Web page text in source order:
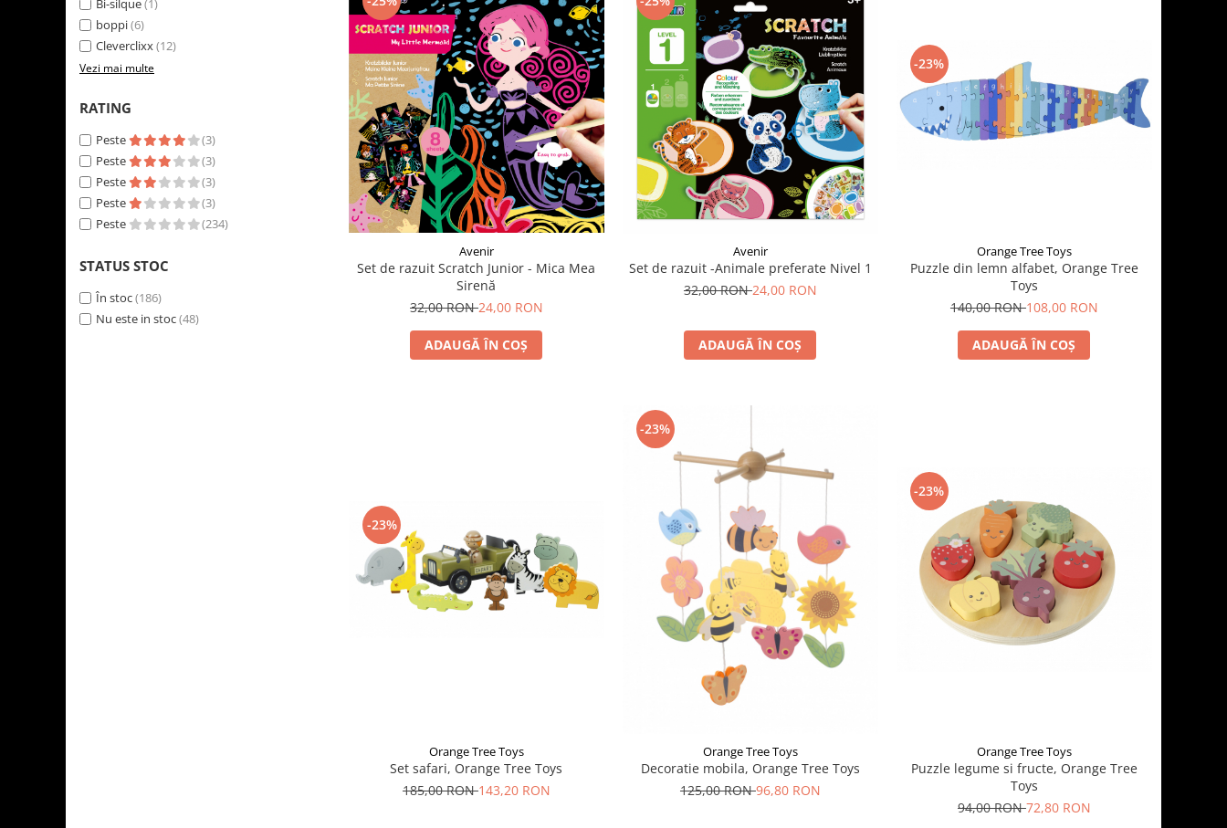
LEGO Creator Expert
LEGO Architecture
LEGO Ideas
Bi-silque(1)
boppi(6)
Cleverclixx(12)
Vezi mai multe
RATING
Peste
(3)
Peste
(3)
Peste
(3)
Peste
(3)
Peste
(234)
STATUS STOC
În stoc(186)
Nu este in stoc(48)
Avenir
Set de razuit Scratch Junior - Mica Mea
Sirenă
32,00 RON24,00 RON
ADAUGĂ ÎN COȘ
Avenir
Set de razuit -Animale preferate Nivel 1
32,00 RON24,00 RON
ADAUGĂ ÎN COȘ
-23%
Orange Tree Toys
Puzzle din lemn alfabet, Orange Tree
Toys
140,00 RON108,00 RON
ADAUGĂ ÎN COȘ
-23%
Orange Tree Toys
Set safari, Orange Tree Toys
185,00 RON143,20 RON
-23%
Orange Tree Toys
Decoratie mobila, Orange Tree Toys
125,00 RON96,80 RON
-23%
Orange Tree Toys
Puzzle legume si fructe, Orange Tree
Toys
94,00 RON72,80 RON